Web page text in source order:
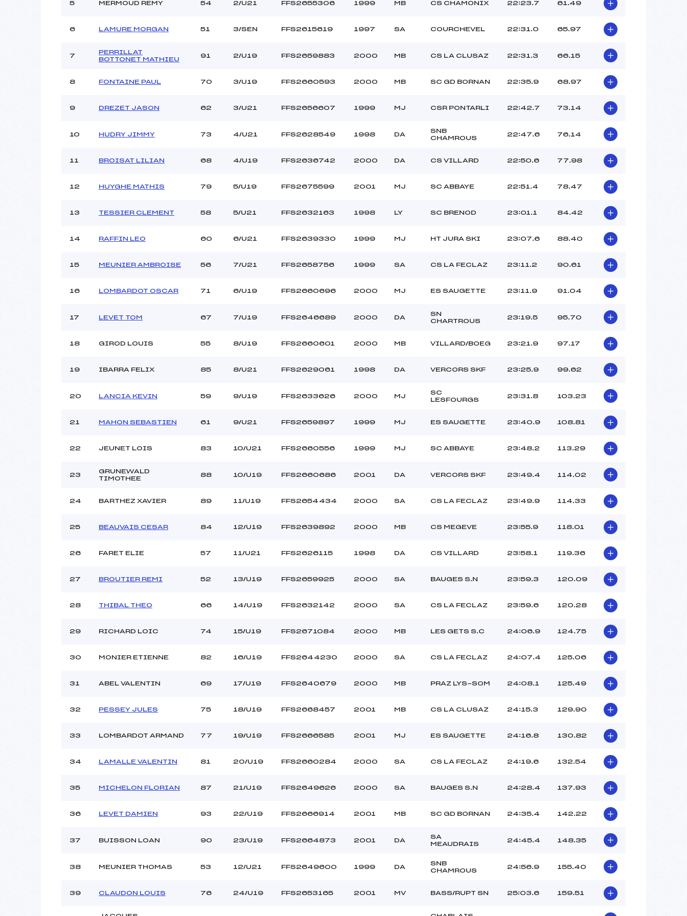
5 MERMOUD REMY 54 2/U21 FFS2655306 1999 MB CS CHAMONIX 22:23.7 61.49
6 LAMURE MORGAN 51 3/SEN FFS2615619 1997 SA COURCHEVEL 22:31.0 65.97
7
PERRILLAT
BOTTONET MATHIEU
91 2/U19 FFS2659883 2000 MB CS LA CLUSAZ 22:31.3 66.15
8 FONTAINE PAUL 70 3/U19 FFS2660593 2000 MB SC GD BORNAN 22:35.9 68.97
9 DREZET JASON 62 3/U21 FFS2656607 1999 MJ CSR PONTARLI 22:42.7 73.14
10 HUDRY JIMMY 73 4/U21 FFS2628549 1998 DA
SNB
CHAMROUS
22:47.6 76.14
11 BROISAT LILIAN 68 4/U19 FFS2636742 2000 DA CS VILLARD 22:50.6 77.98
12 HUYGHE MATHIS 79 5/U19 FFS2675599 2001 MJ SC ABBAYE 22:51.4 78.47
13 TESSIER CLEMENT 58 5/U21 FFS2632163 1998 LY SC BRENOD 23:01.1 84.42
14 RAFFIN LEO 60 6/U21 FFS2639330 1999 MJ HT JURA SKI 23:07.6 88.40
15 MEUNIER AMBROISE 56 7/U21 FFS2658756 1999 SA CS LA FECLAZ 23:11.2 90.61
16 LOMBARDOT OSCAR 71 6/U19 FFS2660696 2000 MJ ES SAUGETTE 23:11.9 91.04
17 LEVET TOM 67 7/U19 FFS2646689 2000 DA
SN
CHARTROUS
23:19.5 95.70
18 GIROD LOUIS 55 8/U19 FFS2660601 2000 MB VILLARD/BOEG 23:21.9 97.17
19 IBARRA FELIX 85 8/U21 FFS2629061 1998 DA VERCORS SKF 23:25.9 99.62
20 LANCIA KEVIN 59 9/U19 FFS2633626 2000 MJ
SC
LESFOURGS
23:31.8 103.23
21 MAHON SEBASTIEN 61 9/U21 FFS2659897 1999 MJ ES SAUGETTE 23:40.9 108.81
22 JEUNET LOIS 83 10/U21 FFS2660556 1999 MJ SC ABBAYE 23:48.2 113.29
23
GRUNEWALD
TIMOTHEE
88 10/U19 FFS2660686 2001 DA VERCORS SKF 23:49.4 114.02
24 BARTHEZ XAVIER 89 11/U19 FFS2654434 2000 SA CS LA FECLAZ 23:49.9 114.33
25 BEAUVAIS CESAR 84 12/U19 FFS2639892 2000 MB CS MEGEVE 23:55.9 118.01
26 FARET ELIE 57 11/U21 FFS2626115 1998 DA CS VILLARD 23:58.1 119.36
27 BROUTIER REMI 52 13/U19 FFS2659925 2000 SA BAUGES S.N 23:59.3 120.09
28 THIBAL THEO 66 14/U19 FFS2632142 2000 SA CS LA FECLAZ 23:59.6 120.28
29 RICHARD LOIC 74 15/U19 FFS2671084 2000 MB LES GETS S.C 24:06.9 124.75
30 MONIER ETIENNE 82 16/U19 FFS2644230 2000 SA CS LA FECLAZ 24:07.4 125.06
31 ABEL VALENTIN 69 17/U19 FFS2640679 2000 MB PRAZ LYS-SOM 24:08.1 125.49
32 PESSEY JULES 75 18/U19 FFS2668457 2001 MB CS LA CLUSAZ 24:15.3 129.90
33 LOMBARDOT ARMAND 77 19/U19 FFS2666585 2001 MJ ES SAUGETTE 24:16.8 130.82
34 LAMALLE VALENTIN 81 20/U19 FFS2660284 2000 SA CS LA FECLAZ 24:19.6 132.54
35 MICHELON FLORIAN 87 21/U19 FFS2649626 2000 SA BAUGES S.N 24:28.4 137.93
36 LEVET DAMIEN 93 22/U19 FFS2666914 2001 MB SC GD BORNAN 24:35.4 142.22
37 BUISSON LOAN 90 23/U19 FFS2664873 2001 DA
SA
MEAUDRAIS
24:45.4 148.35
38 MEUNIER THOMAS 53 12/U21 FFS2649600 1999 DA
SNB
CHAMROUS
24:56.9 155.40
39 CLAUDON LOUIS 76 24/U19 FFS2653165 2001 MV BASS/RUPT SN 25:03.6 159.51